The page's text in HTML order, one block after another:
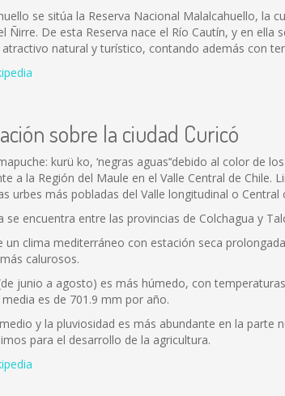
se sitúa la Reserva Nacional Malalcahuello, la
Ñirre. De esta Reserva nace el Río Cautín, y en
natural y turístico, contando además con
sobre la ciudad Curicó
kurü ko, ‘negras aguas’‘debido al color de
a la Región del Maule en el Valle Central de
urbes más pobladas del Valle longitudinal o
se encuentra entre las provincias de Colchagua y
un clima mediterráneo con estación seca
calurosos.
junio a agosto) es más húmedo, con
es de 701.9 mm por año.
y la pluviosidad es más abundante en la
para el desarrollo de la agricultura.